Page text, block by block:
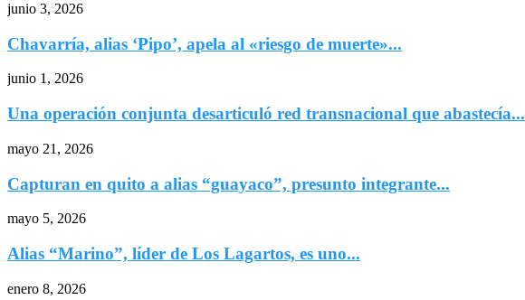
junio 3, 2026
Chavarría, alias ‘Pipo’, apela al «riesgo de muerte»...
junio 1, 2026
Una operación conjunta desarticuló red transnacional que abastecía...
mayo 21, 2026
Capturan en quito a alias “guayaco”, presunto integrante...
mayo 5, 2026
Alias “Marino”, líder de Los Lagartos, es uno...
enero 8, 2026